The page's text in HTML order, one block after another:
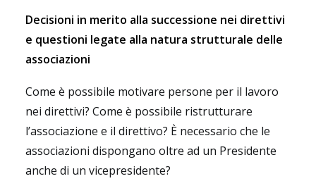
Decisioni in merito alla successione nei direttivi
e questioni legate alla natura strutturale delle
associazioni
Come è possibile motivare persone per il lavoro
nei direttivi? Come è possibile ristrutturare
l’associazione e il direttivo? È necessario che le
associazioni dispongano oltre ad un Presidente
anche di un vicepresidente?